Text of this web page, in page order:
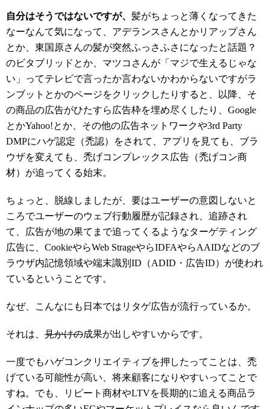
自分はそうではないですが、 髪がちょっと薄くなってきた
なーなんて気になって、アデランスさんとかリアップさん
とか、東国原さんの髪が突然ふっさふさになったと話題？
のビタブリッドとか、マツコさんが「マジで生えるじゃな
い」ってテレビで言ったか言わないかわからないですがラ
ンブットとかのページをクリックしたりすると、以降、そ
の商品の広告がひたすら広告枠を埋め尽くしたり、Google
とかYahoo!とか、その他の広告ネットワークや3rd Party
DMPにハゲ認定（禿認）をされて、アプリを見ても、ブラ
ウザを変えても、禿げコンプレックス広告（禿げコン商
材）が追ってくる始末。
ちょっと、脱線しましたが、要はユーザーの意図しないと
ころでユーザーのウェブ行動履歴が記録され、追跡され
て、広告が地の果てまで追ってくるようなターゲティング
広告に、CookieやらWeb StrageやらIDFAやらAAIDなどのブ
ラウザ内記憶領域や端末識別ID（ADID・広告ID）が使われ
ているということです。
なぜ、こんなにも日本ではリタゲ広告が流行っているか。
それは、 見かけの成果が出しやすいからです。
一度でもハゲコンクリエイティブを押したってことは、禿
げている可能性が高い、将来顧客になりやすいってことで
すね。でも、リピート商材やLTVを長期的に追える商品ラ